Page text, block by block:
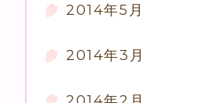
2014年5月
2014年3月